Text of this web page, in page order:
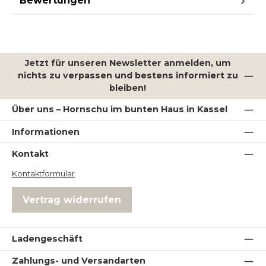
Jetzt für unseren Newsletter anmelden, um
nichts zu verpassen und bestens informiert zu
bleiben!
Über uns – Hornschu im bunten Haus in Kassel
Informationen
Kontakt
Kontaktformular
Vertrag widerrufen
Ladengeschäft
Zahlungs- und Versandarten